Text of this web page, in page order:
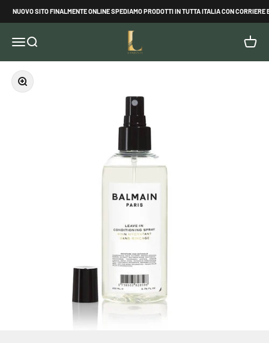
NUOVO SITO FINALMENTE ONLINE SPEDIAMO PRODOTTI IN TUTTA ITALIA CON CORRIERE
Apri il menu di navigazione
Mostra il menu di ricerca
Landolfi Style
Ingrandisci immagine